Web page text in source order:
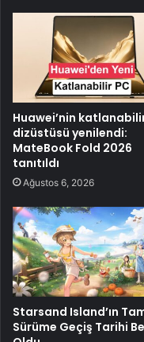
Huawei’nin
dizüstüsü yenilendi:
MateBook Fold 2026
tanıtıldı
Ağustos 6, 2026
Starsand Island’ın
Sürüme Geçiş Tarihi